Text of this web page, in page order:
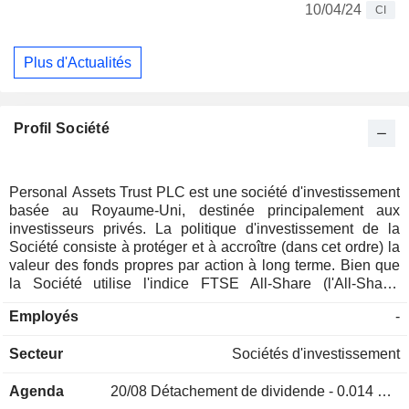
10/04/24 CI
Plus d'Actualités
Profil Société
Personal Assets Trust PLC est une société d'investissement
basée au Royaume-Uni, destinée principalement aux
investisseurs privés. La politique d'investissement de la
Société consiste à protéger et à accroître (dans cet ordre) la
valeur des fonds propres par action à long terme. Bien que
la Société utilise l'indice FTSE All-Share (l'All-Share)
risque, la composition de l'All-Share n'a aucune influence
portefeuille. La Société investira dans des actions et des
et des équivalents de trésorerie ainsi que de l’or. La Société
Employés -
Secteur Sociétés d'investissement
Agenda 20/08 Détachement de dividende - 0.014 GBX